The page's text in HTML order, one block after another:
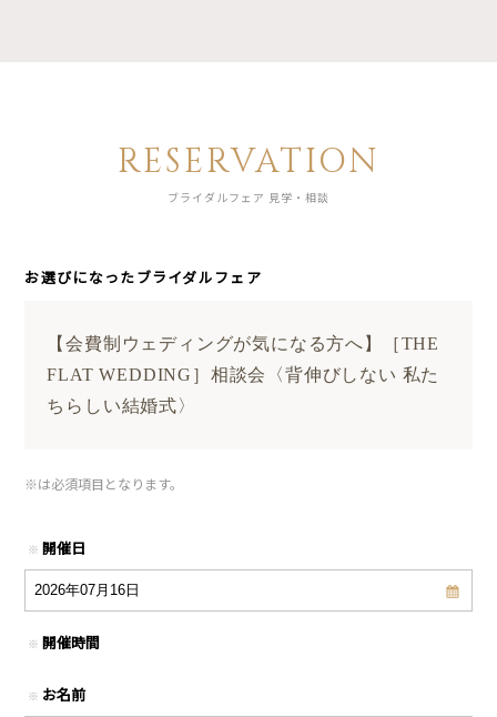
RESERVATION
ブライダルフェア 見学・相談
お選びになったブライダルフェア
【会費制ウェディングが気になる方へ】［THE
FLAT WEDDING］相談会〈背伸びしない 私た
ちらしい結婚式〉
※は必須項目となります。
※ 開催日
※ 開催時間
※ お名前